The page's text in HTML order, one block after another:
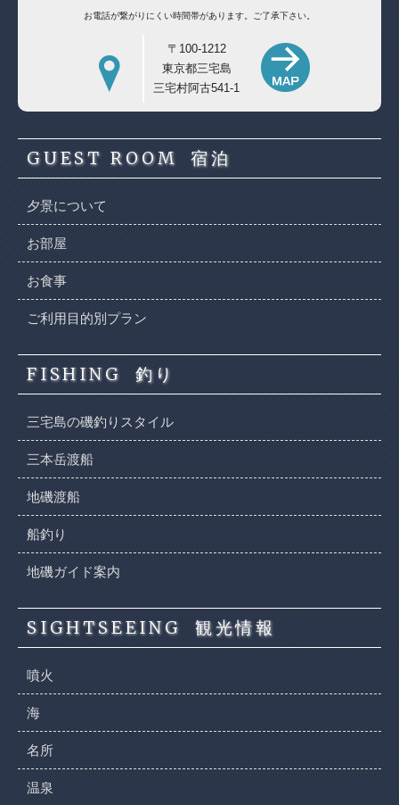
お電話が繋がりにくい時間帯があります。 ご了承下さい。
〒100-1212
東京都三宅島
三宅村阿古541-1
GUEST ROOM 宿泊
夕景について
お部屋
お食事
ご利用目的別プラン
FISHING 釣り
三宅島の磯釣りスタイル
三本岳渡船
地磯渡船
船釣り
地磯ガイド案内
SIGHTSEEING 観光情報
噴火
海
名所
温泉